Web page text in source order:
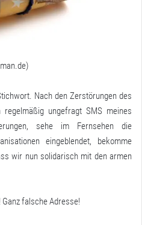
)
Nach den Zerstörungen des
ungefragt SMS meines
sehe im Fernsehen die
eingeblendet, bekomme
wir nun solidarisch mit den armen
falsche Adresse!